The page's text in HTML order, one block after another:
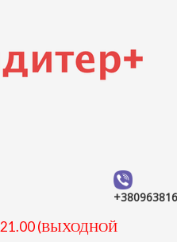
(ВЫХОДНОЙ